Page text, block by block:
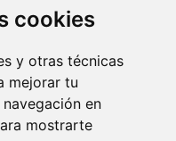
cookies
y otras técnicas
mejorar tu
en
mostrarte
Serie A
UFC WWE